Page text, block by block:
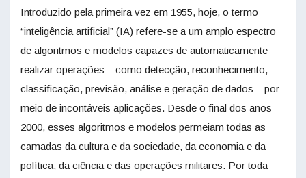
Introduzido pela primeira vez em 1955, hoje, o termo
“inteligência artificial” (IA) refere-se a um amplo espectro
de algoritmos e modelos capazes de automaticamente
realizar operações – como detecção, reconhecimento,
classificação, previsão, análise e geração de dados – por
meio de incontáveis aplicações. Desde o final dos anos
2000, esses algoritmos e modelos permeiam todas as
camadas da cultura e da sociedade, da economia e da
política, da ciência e das operações militares. Por toda